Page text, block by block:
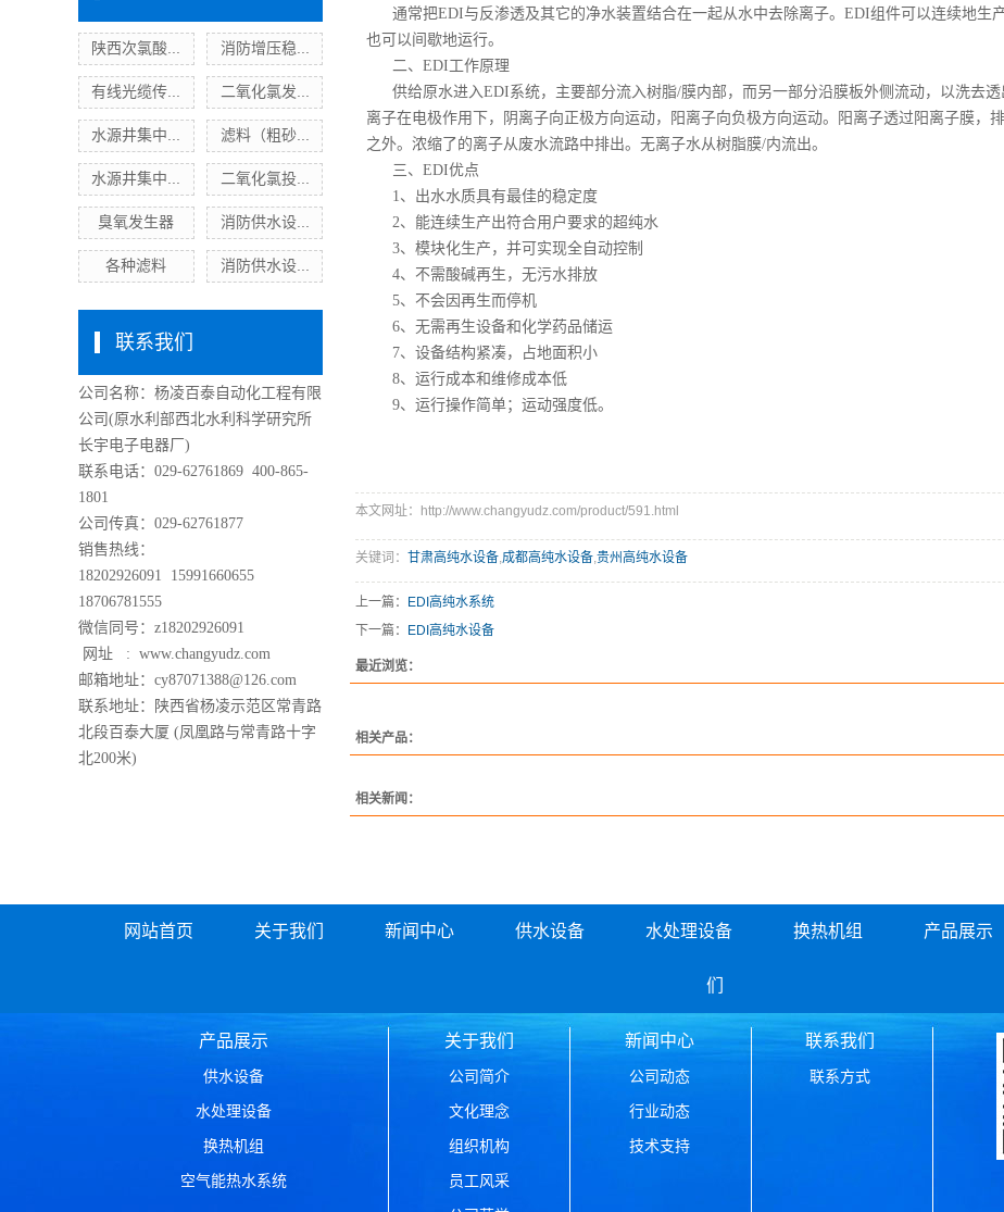
陕西次氯酸... 消防增压稳...
有线光缆传... 二氧化氯发...
水源井集中... 滤料（粗砂...
水源井集中... 二氧化氯投...
臭氧发生器 消防供水设...
各种滤料 消防供水设...
联系我们
公司名称：杨凌百泰自动化工程有限
公司 (原水利部西北水利科学研究所
长宇电子电器厂)
联系电话：029-62761869 400-865-
1801
公司传真：029-62761877
销售热线：
18202926091 15991660655
18706781555
微信同号：z18202926091
网址 : www.changyudz.com
邮箱地址：cy87071388@126.com
联系地址：陕西省杨凌示范区常青路
北段百泰大厦 (凤凰路与常青路十字
北200米)
通常把EDI与反渗透及其它的净水装置结合在一起从水中去除离子。EDI组件可以连续地生
也可以间歇地运行。
二、EDI工作原理
供给原水进入EDI系统，主要部分流入树脂/膜内部，而另一部分沿膜板外侧流动，以洗去
离子在电极作用下，阴离子向正极方向运动，阳离子向负极方向运动。阳离子透过阳离子膜，
之外。浓缩了的离子从废水流路中排出。无离子水从树脂膜/内流出。
三、EDI优点
1、出水水质具有最佳的稳定度
2、能连续生产出符合用户要求的超纯水
3、模块化生产，并可实现全自动控制
4、不需酸碱再生，无污水排放
5、不会因再生而停机
6、无需再生设备和化学药品储运
7、设备结构紧凑，占地面积小
8、运行成本和维修成本低
9、运行操作简单；运动强度低。
本文网址：http://www.changyudz.com/product/591.html
关键词： 甘肃高纯水设备,成都高纯水设备,贵州高纯水设备
上一篇：
EDI高纯水系统
下一篇：
EDI高纯水设备
最近浏览：
相关产品：
相关新闻：
网站首页 关于我们 新闻中心 供水设备 水处理设备 换热机组 产品展示
们
产品展示
供水设备
水处理设备
换热机组
空气能热水系统
关于我们
公司简介
文化理念
组织机构
员工风采
新闻中心
公司动态
行业动态
技术支持
联系我们
联系方式